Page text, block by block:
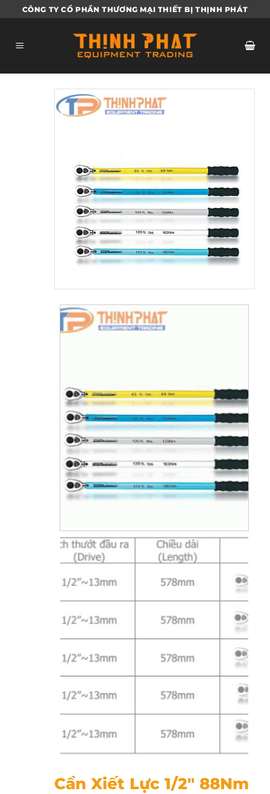
qua
dung
CÔNG TY CỔ PHẦN THƯƠNG MẠI THIẾT BỊ THỊNH PHÁT
Cần Xiết Lực 1/2″ 88Nm